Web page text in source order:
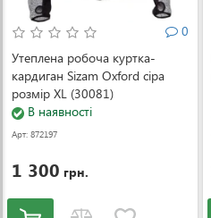
0
Утеплена робоча куртка-
кардиган Sizam Oxford сіра
розмір XL (30081)
В наявності
Арт: 872197
1 300 грн.